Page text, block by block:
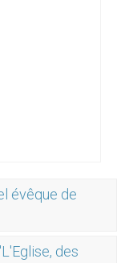
évêque de
des